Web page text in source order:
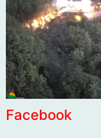
Facebook